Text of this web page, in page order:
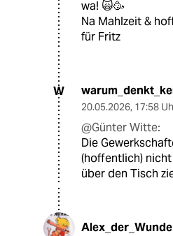
wa! 🙀🥳
Na Mahlzeit &
für Fritz
W
20.05.2026, 17:58
@Günter Witte:
Die
(hoffentlich)
über den Tisch